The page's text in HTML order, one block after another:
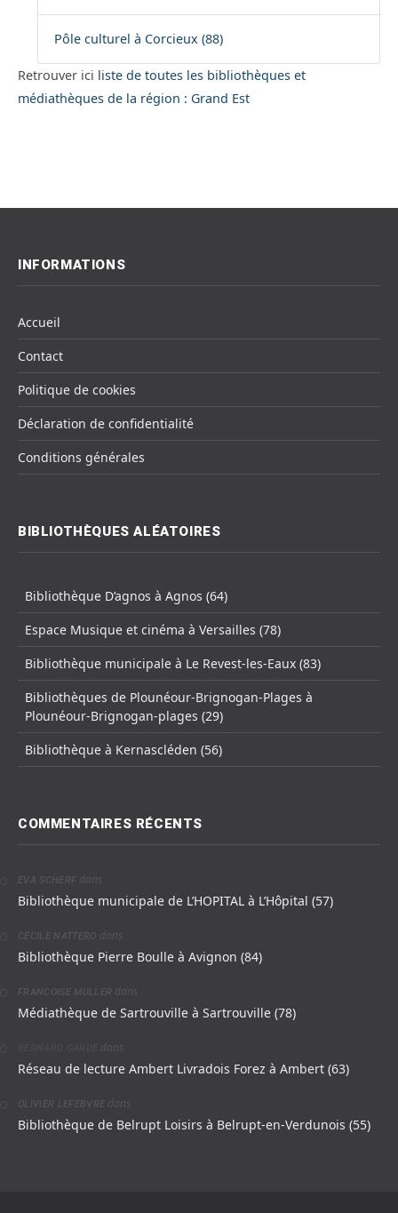
Pôle culturel à Corcieux (88)
Retrouver ici liste de toutes les bibliothèques et
médiathèques de la région : Grand Est
INFORMATIONS
Accueil
Contact
Politique de cookies
Déclaration de confidentialité
Conditions générales
BIBLIOTHÈQUES ALÉATOIRES
Bibliothèque D’agnos à Agnos (64)
Espace Musique et cinéma à Versailles (78)
Bibliothèque municipale à Le Revest-les-Eaux (83)
Bibliothèques de Plounéour-Brignogan-Plages à
Plounéour-Brignogan-plages (29)
Bibliothèque à Kernascléden (56)
COMMENTAIRES RÉCENTS
EVA SCHERF dans
Bibliothèque municipale de L’HOPITAL à L’Hôpital (57)
CÉCILE NATTERO dans
Bibliothèque Pierre Boulle à Avignon (84)
FRANCOISE MULLER dans
Médiathèque de Sartrouville à Sartrouville (78)
dans
Réseau de lecture Ambert Livradois Forez à Ambert (63)
OLIVIER LEFEBVRE dans
Bibliothèque de Belrupt Loisirs à Belrupt-en-Verdunois (55)